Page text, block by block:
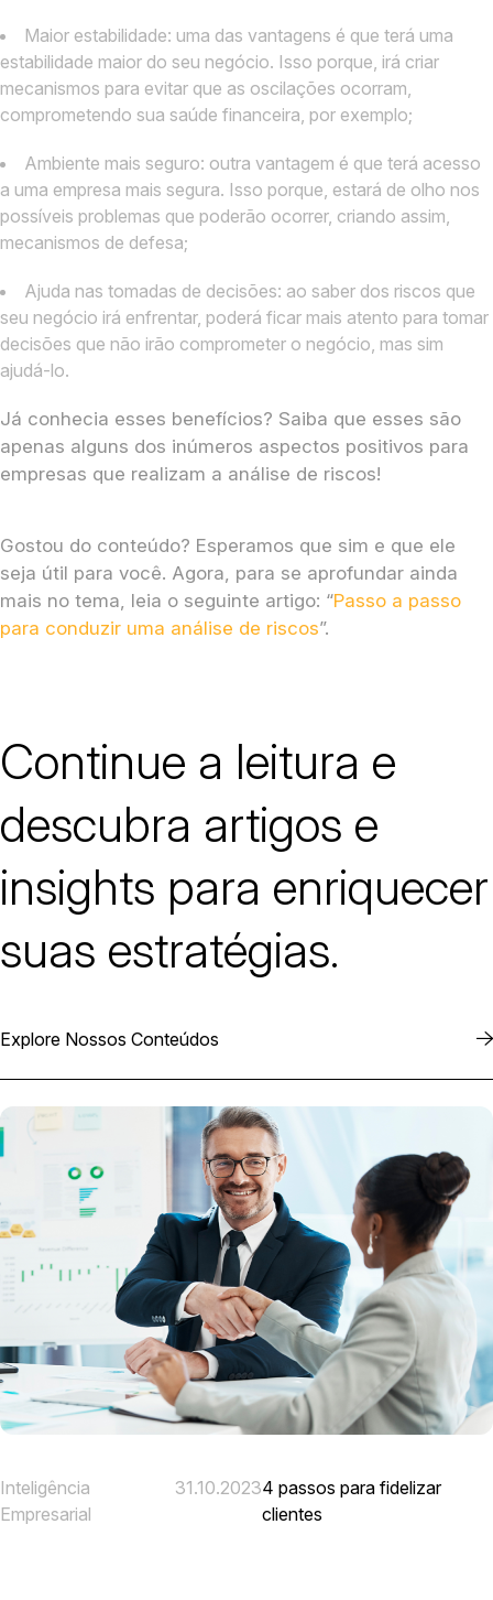
Maior estabilidade: uma das vantagens é que terá uma
estabilidade maior do seu negócio. Isso porque, irá criar
mecanismos para evitar que as oscilações ocorram,
comprometendo sua saúde financeira, por exemplo;
Ambiente mais seguro: outra vantagem é que terá acesso
a uma empresa mais segura. Isso porque, estará de olho nos
possíveis problemas que poderão ocorrer, criando assim,
mecanismos de defesa;
Ajuda nas tomadas de decisões: ao saber dos riscos que
seu negócio irá enfrentar, poderá ficar mais atento para tomar
decisões que não irão comprometer o negócio, mas sim
ajudá-lo.
Já conhecia esses benefícios? Saiba que esses são
apenas alguns dos inúmeros aspectos positivos para
empresas que realizam a análise de riscos!
Gostou do conteúdo? Esperamos que sim e que ele
seja útil para você. Agora, para se aprofundar ainda
mais no tema, leia o seguinte artigo: “Passo a passo
para conduzir uma análise de riscos”.
Continue a leitura e
descubra artigos e
insights para enriquecer
suas estratégias.
Explore Nossos Conteúdos
Inteligência
Empresarial
31.10.20234 passos para fidelizar
clientes